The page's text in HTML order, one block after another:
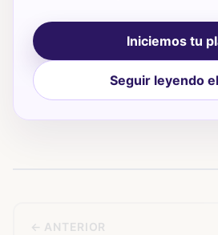
Iniciemos tu
Seguir leyendo
← ANTERIOR